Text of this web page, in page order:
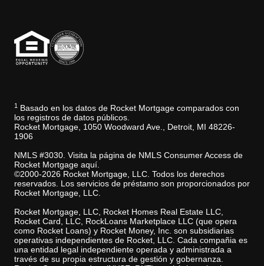
1
Basado en los datos de Rocket Mortgage comparados con
los registros de datos públicos.
Rocket Mortgage, 1050 Woodward Ave., Detroit, MI 48226-
1906
NMLS #3030. Visita la página de NMLS Consumer Access de
Rocket Mortgage aquí.
©2000-2026 Rocket Mortgage, LLC. Todos los derechos
reservados. Los servicios de préstamo son proporcionados por
Rocket Mortgage, LLC.
Rocket Mortgage, LLC, Rocket Homes Real Estate LLC,
Rocket Card, LLC, RockLoans Marketplace LLC (que opera
como Rocket Loans) y Rocket Money, Inc. son subsidiarias
operativas independientes de Rocket, LLC. Cada compañia es
una entidad legal independiente operada y administrada a
través de su propia estructura de gestión y gobernanza.